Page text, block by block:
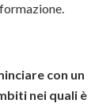
con un
nei quali è